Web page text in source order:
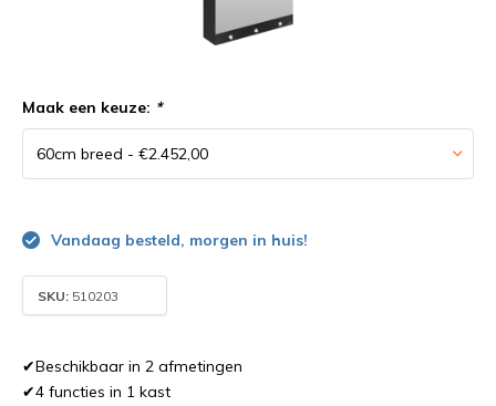
Maak een keuze: *
Vandaag besteld, morgen in huis!
SKU: 510203
✔Beschikbaar in 2 afmetingen
✔4 functies in 1 kast